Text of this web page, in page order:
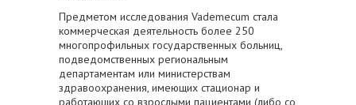
Предметом исследования Vademecum стала
коммерческая деятельность более 250
многопрофильных государственных больниц,
подведомственных региональным
департаментам или министерствам
здравоохранения, имеющих стационар и
работающих со взрослыми пациентами (либо со